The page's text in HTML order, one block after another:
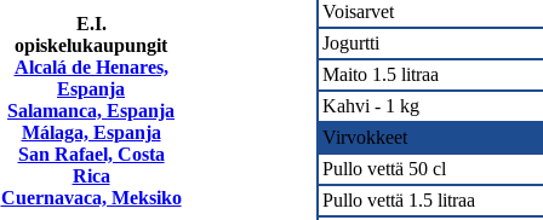
E.I.
opiskelukaupungit
Alcalá de Henares,
Espanja
Salamanca, Espanja
Málaga, Espanja
San Rafael, Costa
Rica
Cuernavaca, Meksiko
Voisarvet
Jogurtti
Maito 1.5 litraa
Kahvi - 1 kg
Virvokkeet
Pullo vettä 50 cl
Pullo vettä 1.5 litraa